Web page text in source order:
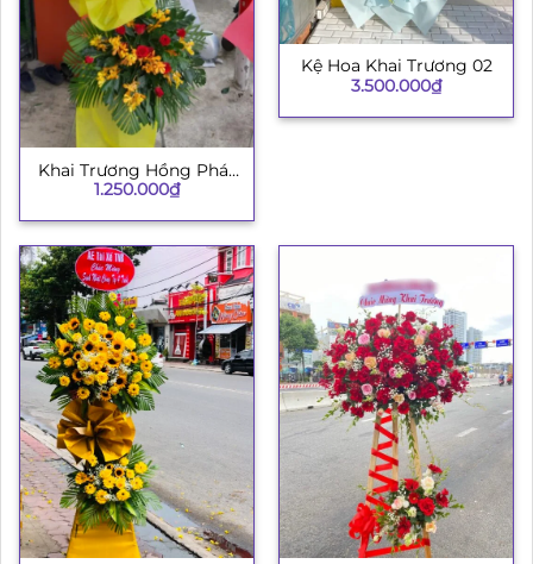
Khai Trương Hồng Phát
H008
1.250.000₫
Kệ Hoa Khai Trương 02
3.500.000₫